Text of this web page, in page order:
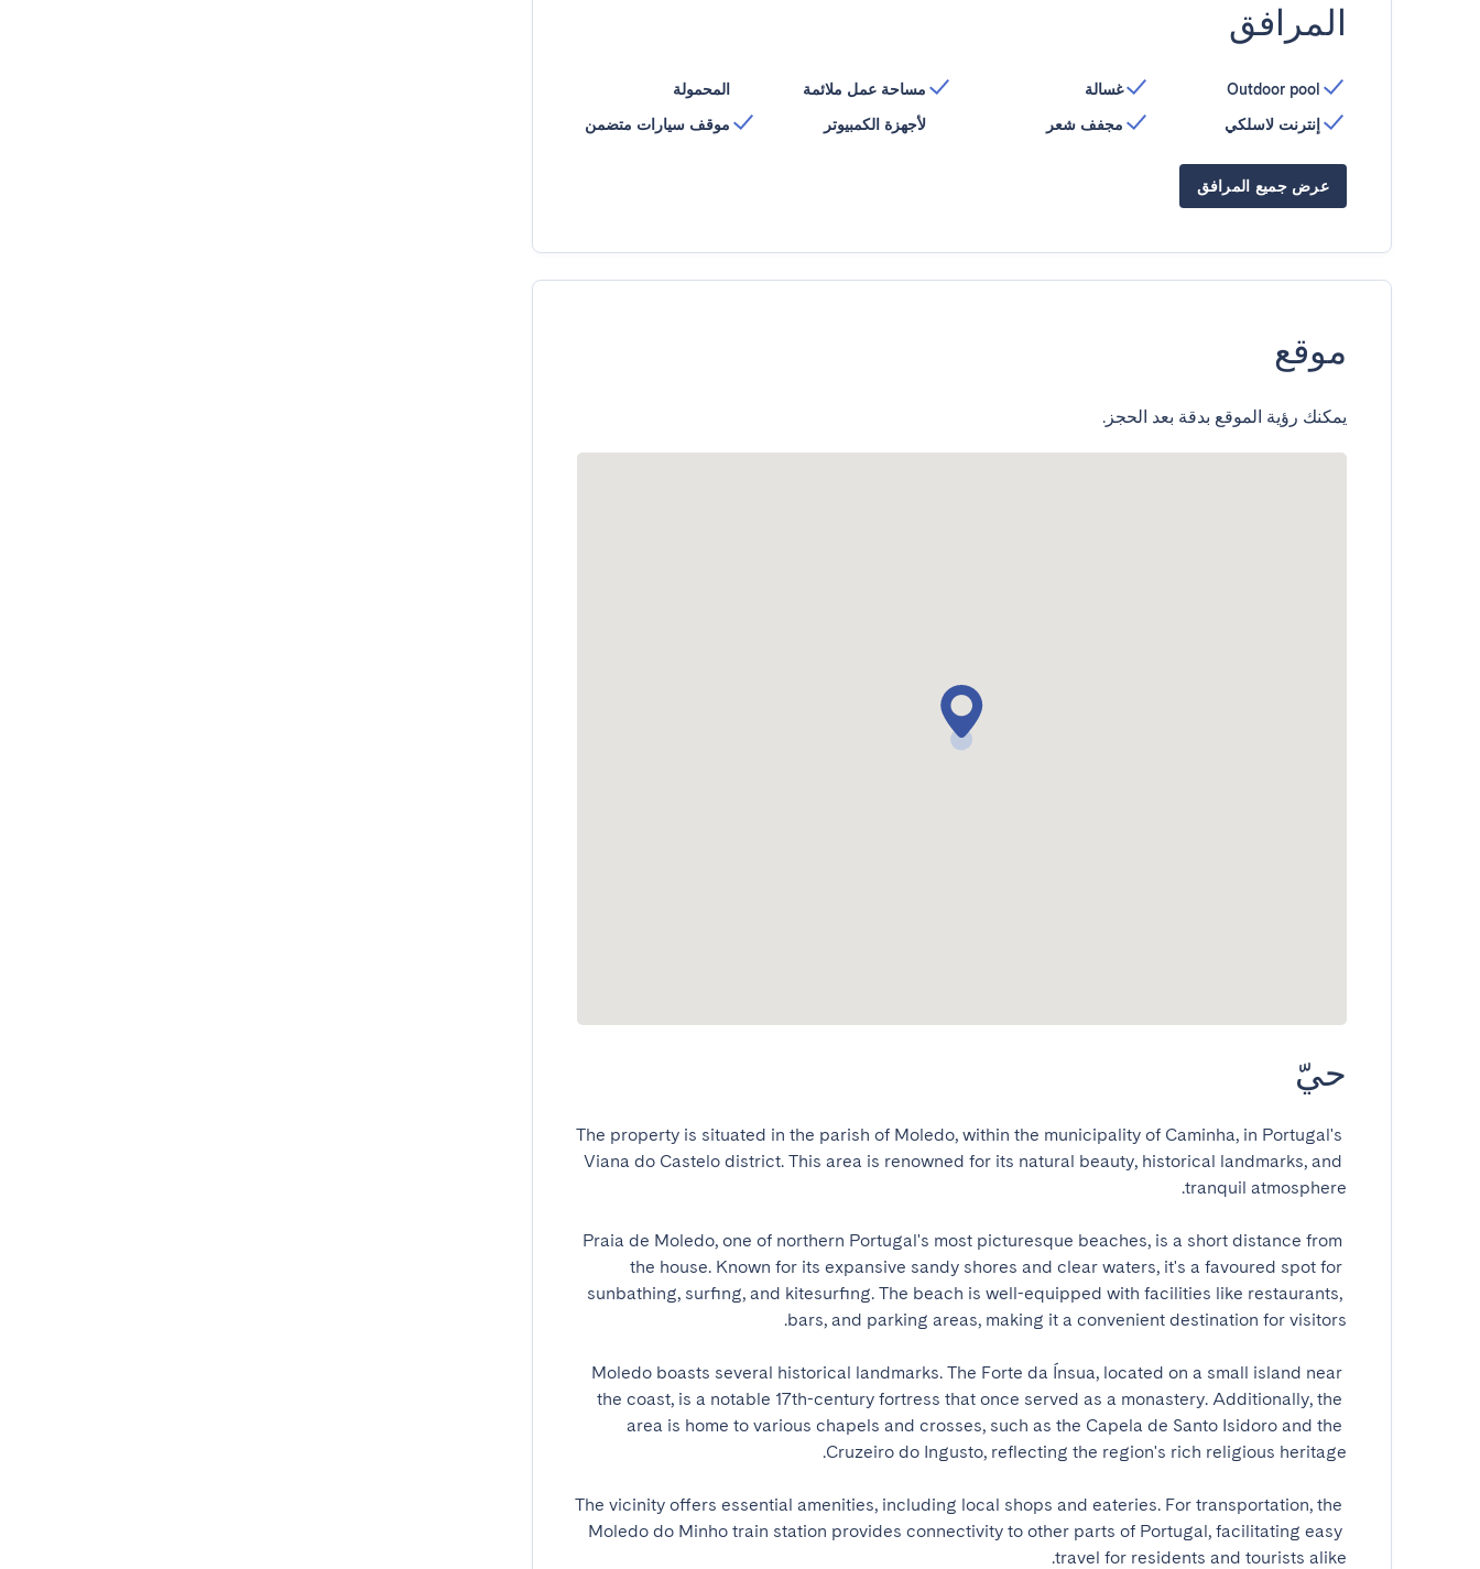
المرافق
Outdoor pool
إنترنت لاسلكي
غسالة
مجفف شعر
مساحة عمل ملائمة
لأجهزة الكمبيوتر
المحمولة
موقف سيارات متضمن
عرض جميع المرافق
موقع
يمكنك رؤية الموقع بدقة بعد الحجز.
حيّ
​The property is situated in the parish of Moledo, within the municipality of Caminha, in Portugal's
Viana do Castelo district. This area is renowned for its natural beauty, historical landmarks, and
Praia de Moledo, one of northern Portugal's most picturesque beaches, is a short distance from
the house. Known for its expansive sandy shores and clear waters, it's a favoured spot for
sunbathing, surfing, and kitesurfing. The beach is well-equipped with facilities like restaurants,
Moledo boasts several historical landmarks. The Forte da Ínsua, located on a small island near
the coast, is a notable 17th-century fortress that once served as a monastery. Additionally, the
area is home to various chapels and crosses, such as the Capela de Santo Isidoro and the
The vicinity offers essential amenities, including local shops and eateries. For transportation, the
Moledo do Minho train station provides connectivity to other parts of Portugal, facilitating easy
travel for residents and tourists alike.